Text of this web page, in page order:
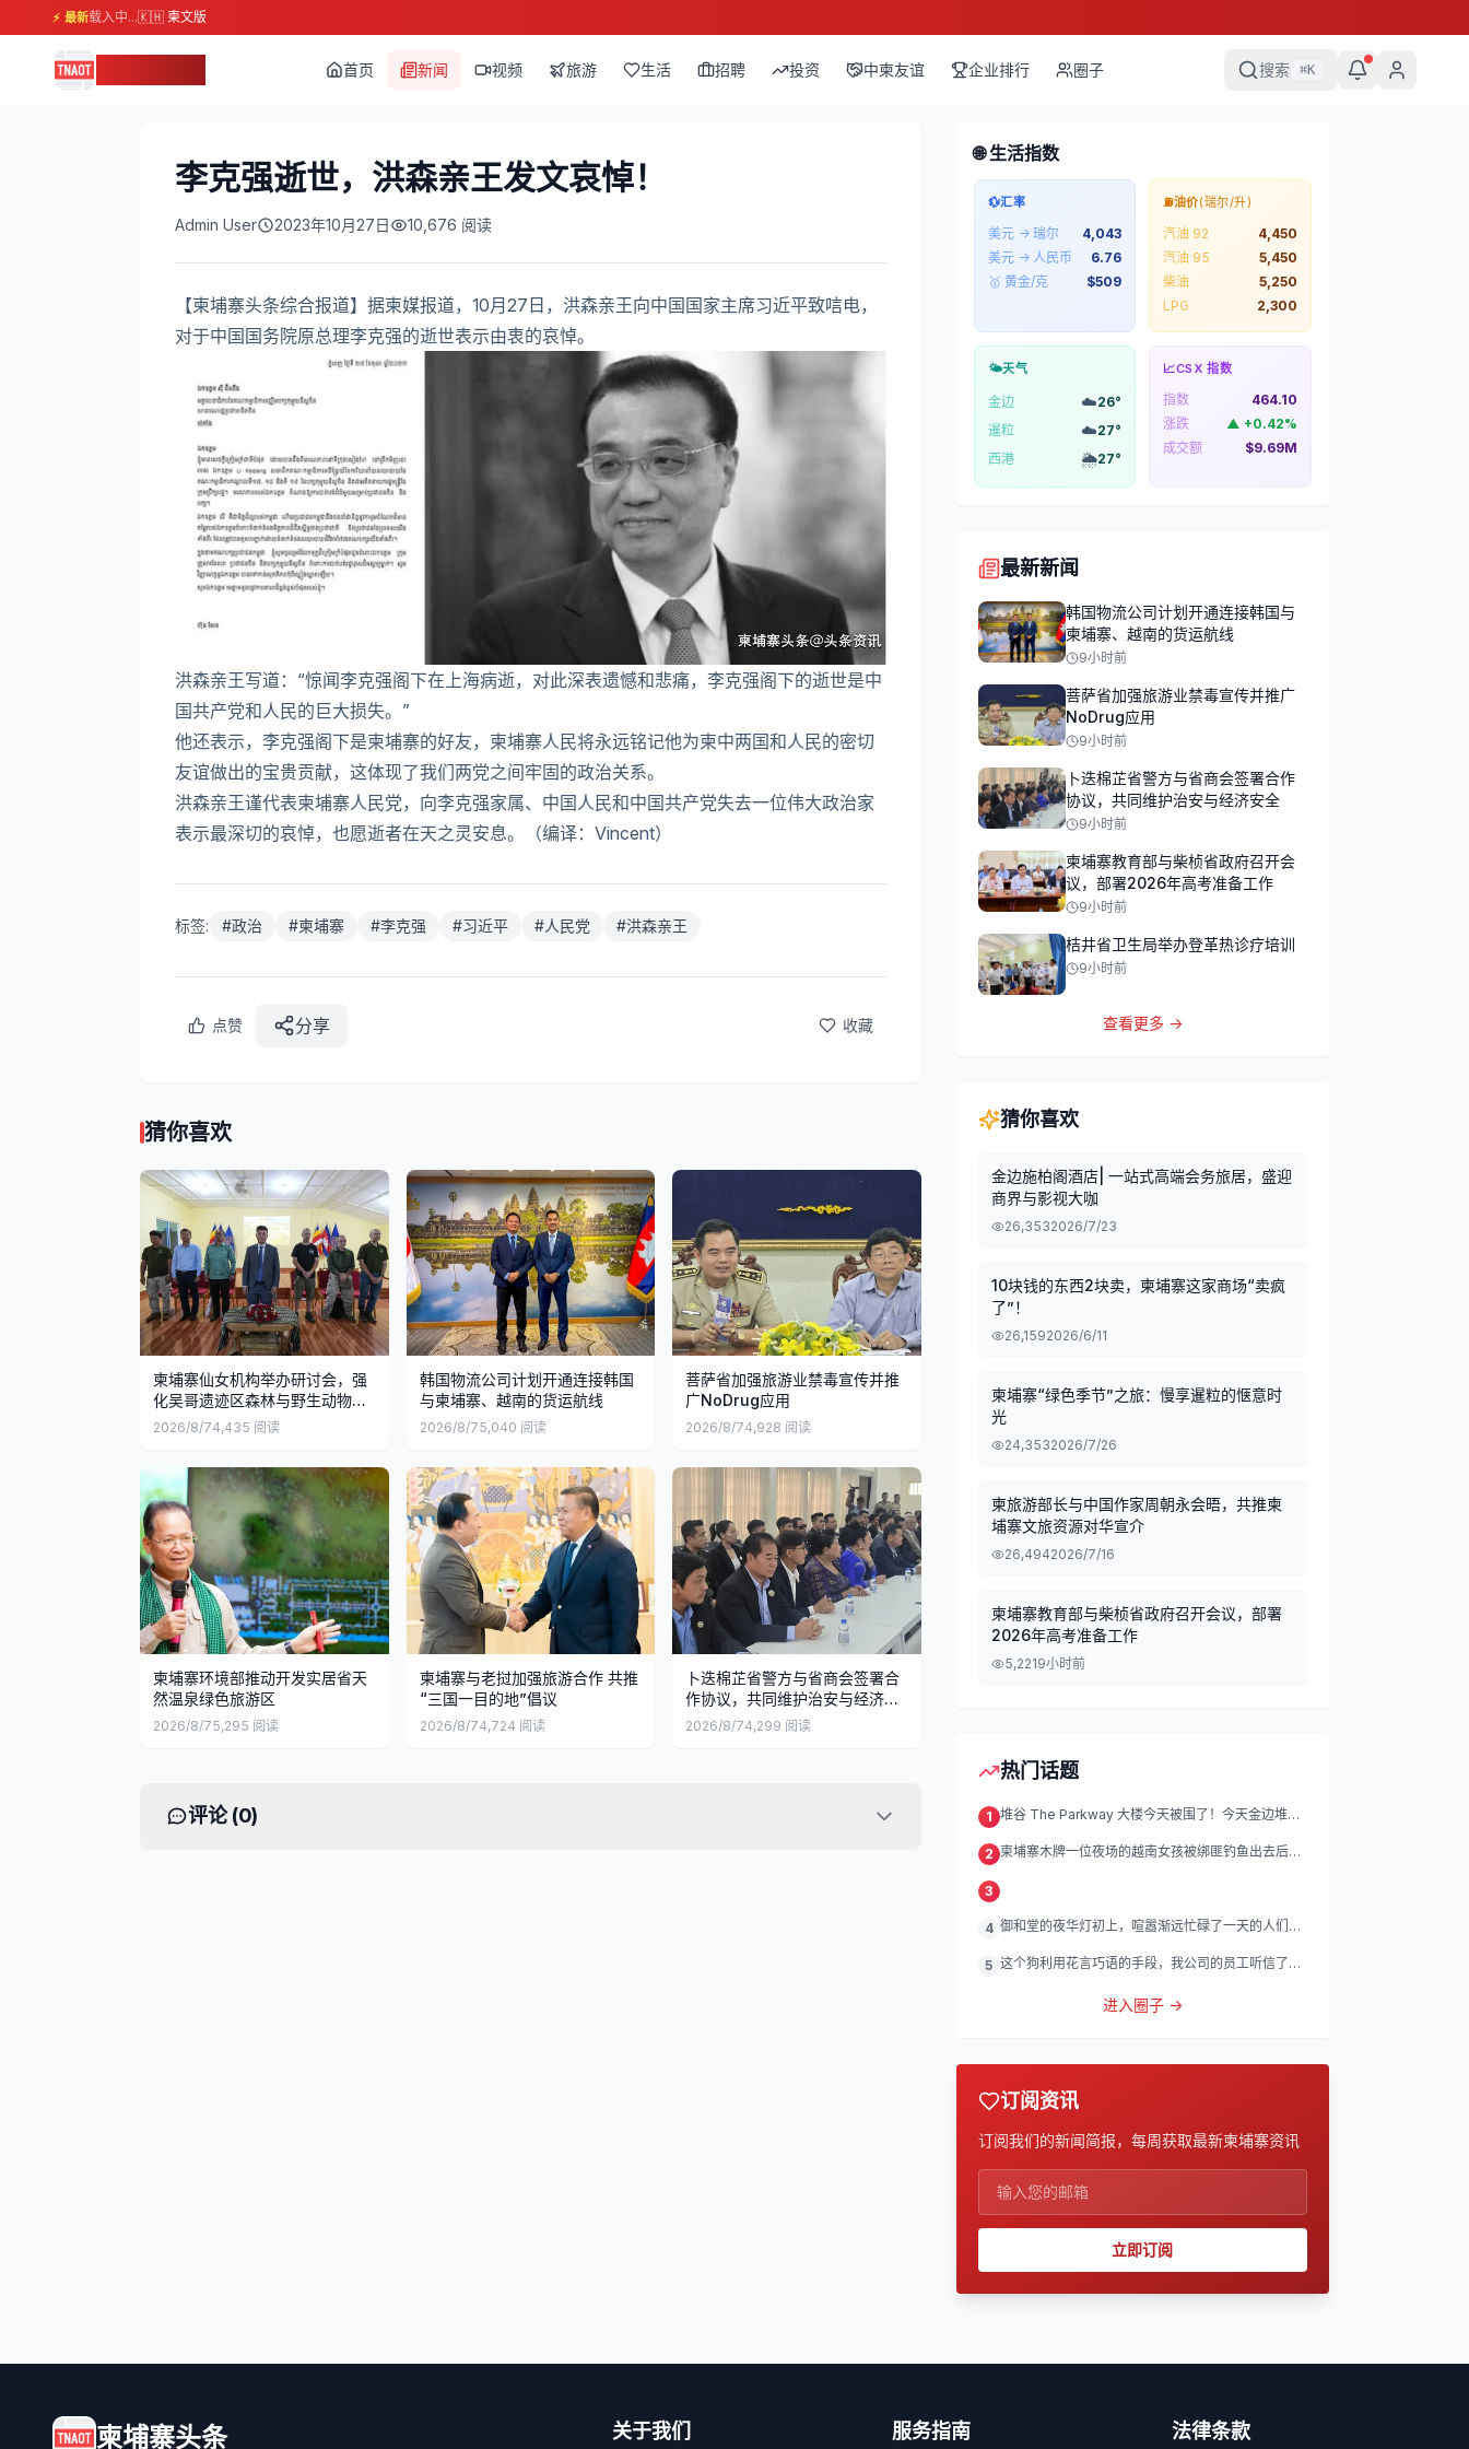
⚡ 最新载入中...🇰🇭 柬文版
首页 新闻 视频 旅游 生活 招聘 投资 中柬友谊 企业排行 圈子 搜索 ⌘K
李克强逝世，洪森亲王发文哀悼！
Admin User 2023年10月27日 10,676 阅读
【柬埔寨头条综合报道】据柬媒报道，10月27日，洪森亲王向中国国家主席习近平致唁电，
对于中国国务院原总理李克强的逝世表示由衷的哀悼。
洪森亲王写道：“惊闻李克强阁下在上海病逝，对此深表遗憾和悲痛，李克强阁下的逝世是中
国共产党和人民的巨大损失。”
他还表示，李克强阁下是柬埔寨的好友，柬埔寨人民将永远铭记他为柬中两国和人民的密切
友谊做出的宝贵贡献，这体现了我们两党之间牢固的政治关系。
洪森亲王谨代表柬埔寨人民党，向李克强家属、中国人民和中国共产党失去一位伟大政治家
表示最深切的哀悼，也愿逝者在天之灵安息。（编译：Vincent）
标签: #政治 #柬埔寨 #李克强 #习近平 #人民党 #洪森亲王
点赞 分享 收藏
猜你喜欢
柬埔寨仙女机构举办研讨会，强
化吴哥遗迹区森林与野生动物保
护
2026/8/74,435 阅读
韩国物流公司计划开通连接韩国
与柬埔寨、越南的货运航线
2026/8/75,040 阅读
菩萨省加强旅游业禁毒宣传并推
广NoDrug应用
2026/8/74,928 阅读
柬埔寨环境部推动开发实居省天
然温泉绿色旅游区
2026/8/75,295 阅读
柬埔寨与老挝加强旅游合作 共推
“三国一目的地”倡议
2026/8/74,724 阅读
卜迭棉芷省警方与省商会签署合
作协议，共同维护治安与经济安
全
2026/8/74,299 阅读
评论 (0)
🌐 生活指数
💱汇率
美元 → 瑞尔
4,043
美元 → 人民币
6.76
🥇 黄金/克
$509
⛽油价(瑞尔/升)
汽油 92
4,450
汽油 95
5,450
柴油
5,250
LPG
2,300
🌤️天气
金边 ☁️26°
暹粒
☁️27°
西港
🌦️27°
📈CSX 指数
指数
464.10
涨跌
▲ +0.42%
成交额
$9.69M
最新新闻
韩国物流公司计划开通连接韩国与
柬埔寨、越南的货运航线
9小时前
菩萨省加强旅游业禁毒宣传并推广
NoDrug应用
9小时前
卜迭棉芷省警方与省商会签署合作
协议，共同维护治安与经济安全
9小时前
柬埔寨教育部与柴桢省政府召开会
议，部署2026年高考准备工作
9小时前
桔井省卫生局举办登革热诊疗培训
9小时前
查看更多 →
猜你喜欢
金边施柏阁酒店| 一站式高端会务旅居，盛迎
商界与影视大咖
26,3532026/7/23
10块钱的东西2块卖，柬埔寨这家商场“卖疯
了”！
26,1592026/6/11
柬埔寨“绿色季节”之旅：慢享暹粒的惬意时
光
24,3532026/7/26
柬旅游部长与中国作家周朝永会晤，共推柬
埔寨文旅资源对华宣介
26,4942026/7/16
柬埔寨教育部与柴桢省政府召开会议，部署
2026年高考准备工作
5,2219小时前
热门话题
1 堆谷 The Parkway 大楼今天被围了！今天金边堆谷
2 柬埔寨木牌一位夜场的越南女孩被绑匪钓鱼出去后遭
3
4 御和堂的夜华灯初上，喧嚣渐远忙碌了一天的人们渐
5 这个狗利用花言巧语的手段，我公司的员工听信了他
进入圈子 →
订阅资讯
订阅我们的新闻简报，每周获取最新柬埔寨资讯
立即订阅
柬埔寨头条 关于我们 服务指南 法律条款